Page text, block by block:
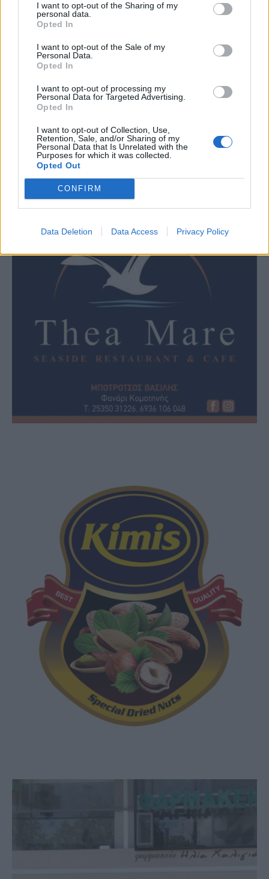
I want to opt-out of the Sharing of my
personal data.
Opted In
I want to opt-out of the Sale of my
Personal Data.
Opted In
I want to opt-out of processing my
Personal Data for Targeted Advertising.
Opted In
I want to opt-out of Collection, Use,
Retention, Sale, and/or Sharing of my
Personal Data that Is Unrelated with the
Purposes for which it was collected.
Opted Out
CONFIRM
Data Deletion Data Access Privacy Policy